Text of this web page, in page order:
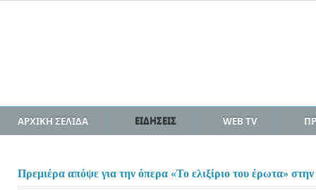
ΑΡΧΙΚΗ ΣΕΛΙΔΑ ΕΙΔΗΣΕΙΣ WEB TV
Πρεμιέρα απόψε για την όπερα «Το ελιξίριο του έρωτα»